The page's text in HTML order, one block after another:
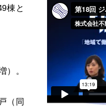
棟と
）。
（同